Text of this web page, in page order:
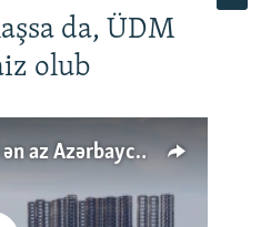
da, ÜDM
olub
Cənubi Qafqazda ÜDM ən az Azərbaycanda artır: Qonşuları niyə Bakını qabaqlaya bilir?